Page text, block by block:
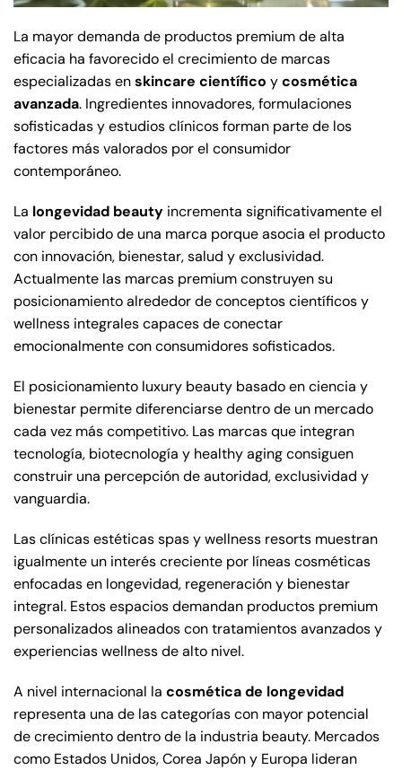
La mayor demanda de productos premium de alta
eficacia ha favorecido el crecimiento de marcas
especializadas enskincare científico ycosmética
avanzada. Ingredientes innovadores, formulaciones
sofisticadas y estudios clínicos forman parte de los
factores más valorados por el consumidor
contemporáneo.
La longevidad beauty incrementa significativamente el
valor percibido de una marca porque asocia el producto
con innovación, bienestar, salud y exclusividad.
Actualmente las marcas premium construyen su
posicionamiento alrededor de conceptos científicos y
wellness integrales capaces de conectar
emocionalmente con consumidores sofisticados.
El posicionamiento luxury beauty basado en ciencia y
bienestar permite diferenciarse dentro de un mercado
cada vez más competitivo. Las marcas que integran
tecnología, biotecnología y healthy aging consiguen
construir una percepción de autoridad, exclusividad y
vanguardia.
Las clínicas estéticas spas y wellness resorts muestran
igualmente un interés creciente por líneas cosméticas
enfocadas en longevidad, regeneración y bienestar
integral. Estos espacios demandan productos premium
personalizados alineados con tratamientos avanzados y
experiencias wellness de alto nivel.
A nivel internacional la cosmética de longevidad
representa una de las categorías con mayor potencial
de crecimiento dentro de la industria beauty. Mercados
como Estados Unidos, Corea Japón y Europa lideran